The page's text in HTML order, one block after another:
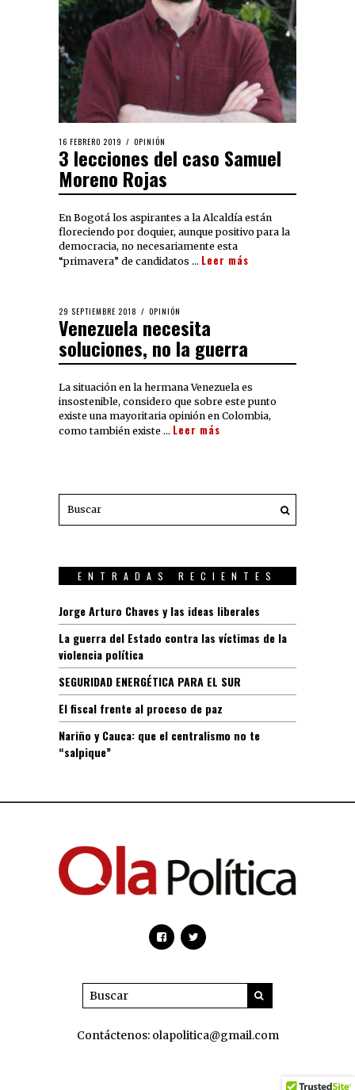
16 FEBRERO 2019 OPINIÓN
3 lecciones del caso Samuel
Moreno Rojas
En Bogotá los aspirantes a la Alcaldía están
floreciendo por doquier, aunque positivo para la
democracia, no necesariamente esta
“primavera” de candidatos … Leer más
29 SEPTIEMBRE 2018 OPINIÓN
Venezuela necesita
soluciones, no la guerra
La situación en la hermana Venezuela es
insostenible, considero que sobre este punto
existe una mayoritaria opinión en Colombia,
como también existe … Leer más
ENTRADAS RECIENTES
Jorge Arturo Chaves y las ideas liberales
La guerra del Estado contra las víctimas de la
violencia política
SEGURIDAD ENERGÉTICA PARA EL SUR
El fiscal frente al proceso de paz
Nariño y Cauca: que el centralismo no te
“salpique”
Contáctenos: olapolitica@gmail.com